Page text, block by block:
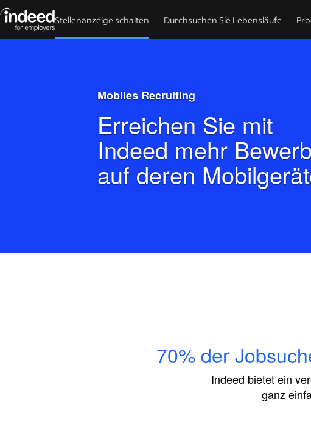
Stellenanzeige schalten Durchsuchen Sie Lebensläufe
Mobiles Recruiting
Erreichen Sie mit
Indeed mehr
auf deren
70% der
Indeed bietet ein
ganz